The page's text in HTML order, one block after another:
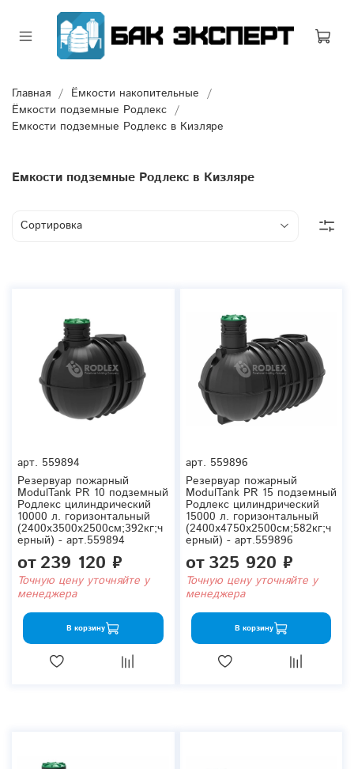
Главная
Ёмкости накопительные
Ёмкости подземные Родлекс
Емкости подземные Родлекс в Кизляре
Емкости подземные Родлекс в Кизляре
арт. 559894
Резервуар пожарный
ModulTank PR 10 подземный
Родлекс цилиндрический
10000 л. горизонтальный
(2400x3500x2500см;392кг;ч
ерный) - арт.559894
от239 120 ₽
Точную цену уточняйте у
менеджера
В корзину
арт. 559896
Резервуар пожарный
ModulTank PR 15 подземный
Родлекс цилиндрический
15000 л. горизонтальный
(2400x4750x2500см;582кг;ч
ерный) - арт.559896
от325 920 ₽
Точную цену уточняйте у
менеджера
В корзину